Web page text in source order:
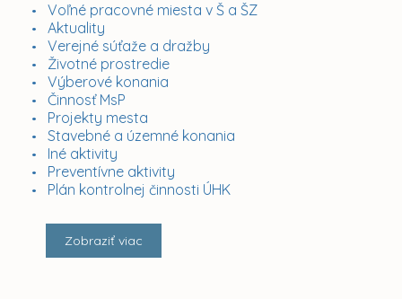
Voľné pracovné miesta v Š a ŠZ
Aktuality
Verejné súťaže a dražby
Životné prostredie
Výberové konania
Činnosť MsP
Projekty mesta
Stavebné a územné konania
Iné aktivity
Preventívne aktivity
Plán kontrolnej činnosti ÚHK
Zobraziť viac